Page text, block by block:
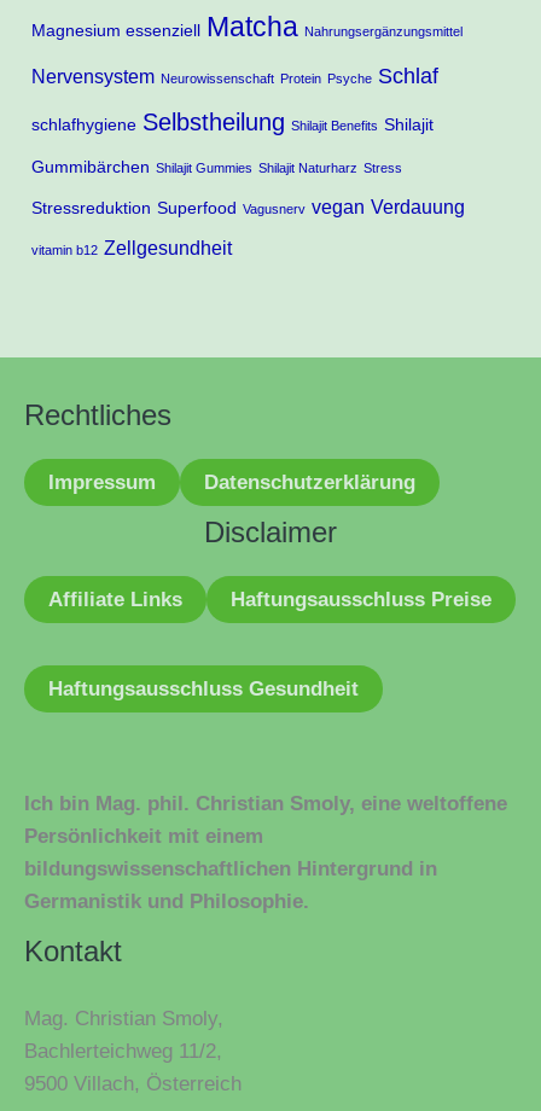
Magnesium essenziell Matcha Nahrungsergänzungsmittel
Nervensystem Neurowissenschaft Protein Psyche Schlaf
schlafhygiene Selbstheilung Shilajit Benefits Shilajit
Gummibärchen Shilajit Gummies Shilajit Naturharz Stress
Stressreduktion Superfood Vagusnerv vegan Verdauung
vitamin b12 Zellgesundheit
Rechtliches
Impressum Datenschutzerklärung
Disclaimer
Affiliate Links Haftungsausschluss Preise
Haftungsausschluss Gesundheit
Ich bin Mag. phil. Christian Smoly, eine weltoffene
Persönlichkeit mit einem
bildungswissenschaftlichen Hintergrund in
Germanistik und Philosophie.
Kontakt
Mag. Christian Smoly,
Bachlerteichweg 11/2,
9500 Villach, Österreich